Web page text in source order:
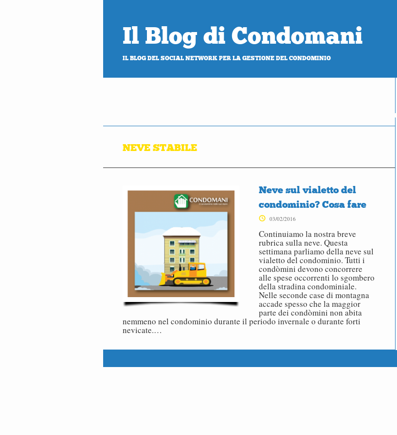
Il Blog di Condomani
IL BLOG DEL SOCIAL NETWORK PER LA GESTIONE DEL CONDOMINIO
NEVE STABILE
Neve sul vialetto del
condominio? Cosa fare
03/02/2016
Continuiamo la nostra breve
rubrica sulla neve. Questa
settimana parliamo della neve sul
vialetto del condominio. Tutti i
condòmini devono concorrere
alle spese occorrenti lo sgombero
della stradina condominiale.
Nelle seconde case di montagna
accade spesso che la maggior
parte dei condòmini non abita
nemmeno nel condominio durante il periodo invernale o durante forti
nevicate.…